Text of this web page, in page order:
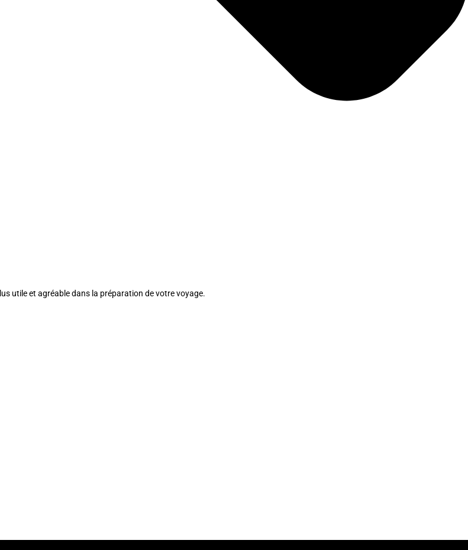
utile et agréable dans la préparation de votre voyage.